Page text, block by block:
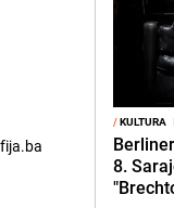
/KULTURA
8.